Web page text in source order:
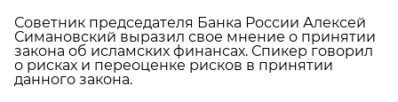
Советник председателя Банка России Алексей
Симановский выразил свое мнение о принятии
закона об исламских финансах. Спикер говорил
о рисках и переоценке рисков в принятии
данного закона.